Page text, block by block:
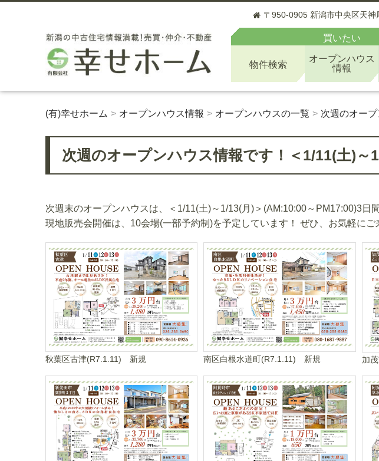
〒950-0905 新潟市中央区天神
買いたい
物件検索
オープンハウス
情報
(有)幸せホーム オープンハウス情報 オープンハウスの一覧 次週のオー
次週のオープンハウス情報です！＜1/11(土)～
次週末のオープンハウスは、＜1/11(土)～1/13(月)＞(AM:10:00～PM17:00)3日
現地販売会開催は、10会場(一部予約制)を予定しています！ ぜひ、お気軽に
秋葉区古津(R7.1.11) 新規 南区白根水道町(R7.1.11) 新規 加